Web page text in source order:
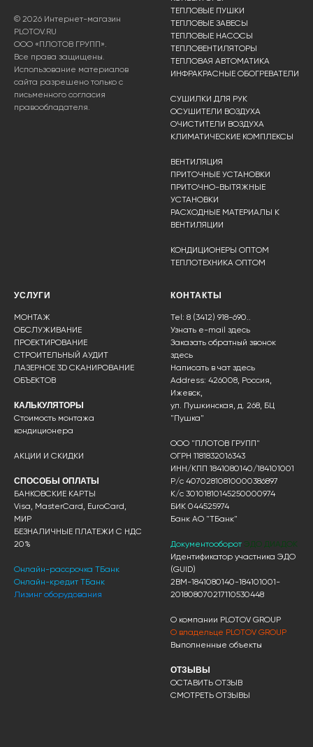
© 2026 Интернет-магазин
PLOTOV.RU
ООО «ПЛОТОВ ГРУПП».
Все права защищены.
Использование материалов
сайта разрешено только с
письменного согласия
правообладателя.
ТЕПЛОВЫЕ ПУШКИ
ТЕПЛОВЫЕ ЗАВЕСЫ
ТЕПЛОВЫЕ НАСОСЫ
ТЕПЛОВЕНТИЛЯТОРЫ
ТЕПЛОВАЯ АВТОМАТИКА
ИНФРАКРАСНЫЕ ОБОГРЕВАТЕЛИ
СУШИЛКИ ДЛЯ РУК
ОСУШИТЕЛИ ВОЗДУХА
ОЧИСТИТЕЛИ ВОЗДУХА
КЛИМАТИЧЕСКИЕ КОМПЛЕКСЫ
ВЕНТИЛЯЦИЯ
ПРИТОЧНЫЕ УСТАНОВКИ
ПРИТОЧНО-ВЫТЯЖНЫЕ
УСТАНОВКИ
РАСХОДНЫЕ МАТЕРИАЛЫ К
ВЕНТИЛЯЦИИ
КОНДИЦИОНЕРЫ ОПТОМ
ТЕПЛОТЕХНИКА ОПТОМ
УСЛУГИ
МОНТАЖ
ОБСЛУЖИВАНИЕ
ПРОЕКТИРОВАНИЕ
СТРОИТЕЛЬНЫЙ АУДИТ
ЛАЗЕРНОЕ 3D СКАНИРОВАНИЕ
ОБЪЕКТОВ
КАЛЬКУЛЯТОРЫ
Стоимость монтажа
кондиционера
АКЦИИ И СКИДКИ
СПОСОБЫ ОПЛАТЫ
БАНКОВСКИЕ КАРТЫ
Visa, MasterCard, EuroCard,
МИР
БЕЗНАЛИЧНЫЕ ПЛАТЕЖИ С НДС
20%
Онлайн-рассрочка ТБанк
Онлайн-кредит ТБанк
Лизинг оборудования
КОНТАКТЫ
Tel: 8 (3412) 918-690..
Узнать e-mail здесь
Заказать обратный звонок
здесь
Написать в чат здесь
Address: 426008, Россия,
Ижевск,
ул. Пушкинская, д. 268, БЦ
"Пушка"
ООО "ПЛОТОВ ГРУПП"
ОГРН 1181832016343
ИНН/КПП 1841080140/184101001
Р/с 40702810810000386897
К/с 30101810145250000974
БИК 044525974
Банк АО "ТБанк"
Документооборот ЭДО ДИАДОК
Идентификатор участника ЭДО
(GUID)
2BM-1841080140-184101001-
201808070217110530448
О компании PLOTOV GROUP
О владельце PLOTOV GROUP
Выполненные объекты
ОТЗЫВЫ
ОСТАВИТЬ ОТЗЫВ
СМОТРЕТЬ ОТЗЫВЫ